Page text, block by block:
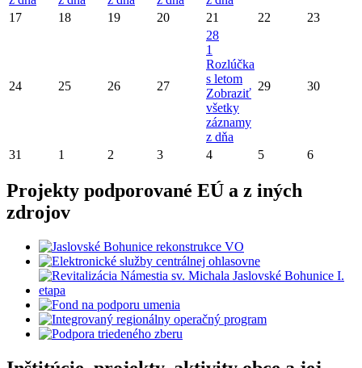
17 18 19 20 21 22 23
24 25 26 27
28
1
Rozlúčka
s letom
Zobraziť
všetky
záznamy
z dňa
29 30
31 1 2 3 4 5 6
Projekty podporované EÚ a z iných
zdrojov